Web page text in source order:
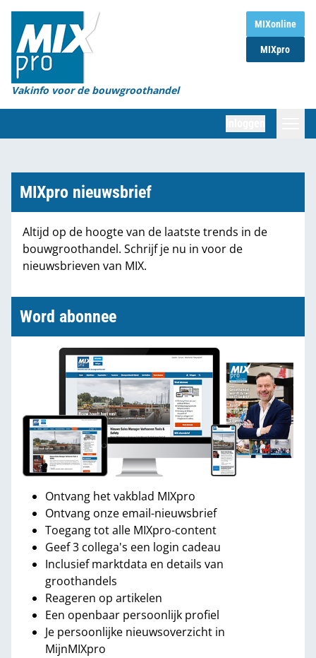
MIXonline
MIXpro
Vakinfo voor de bouwgroothandel
Home
Magazines
Organisaties
Marktcijfers
Partners
MIXpro nieuwsbrief
Altijd op de hoogte van de laatste trends in de
bouwgroothandel. Schrijf je nu in voor de
nieuwsbrieven van MIX.
Word abonnee
Ontvang het vakblad MIXpro
Ontvang onze email-nieuwsbrief
Toegang tot alle MIXpro-content
Geef 3 collega's een login cadeau
Inclusief marktdata en details van
groothandels
Reageren op artikelen
Een openbaar persoonlijk profiel
Je persoonlijke nieuwsoverzicht in
MijnMIXpro